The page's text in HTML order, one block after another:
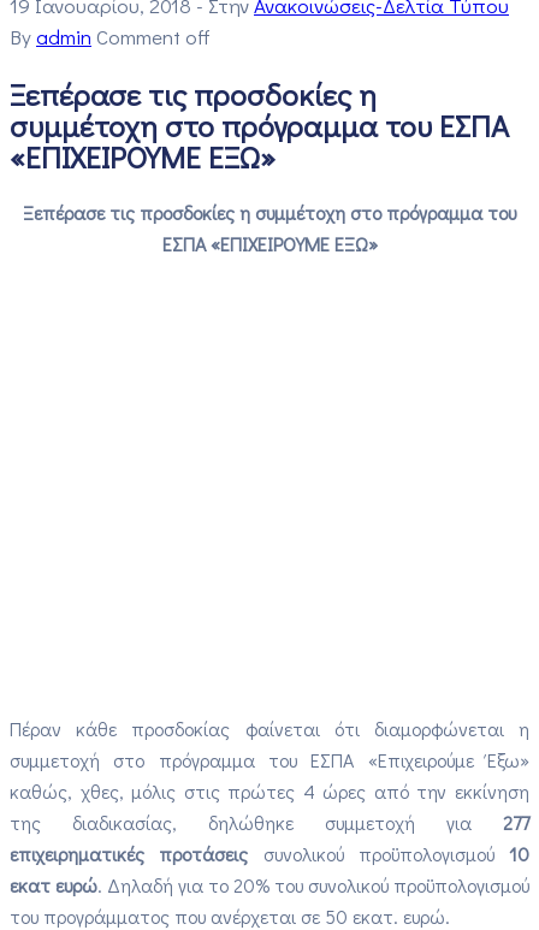
Byadmin Comment off
Ξεπέρασε τις προσδοκίες η
συμμέτοχη στο πρόγραμμα του ΕΣΠΑ
«ΕΠΙΧΕΙΡΟΥΜΕ ΕΞΩ»
Ξεπέρασε τις προσδοκίες η συμμέτοχη στο πρόγραμμα του
ΕΣΠΑ «ΕΠΙΧΕΙΡΟΥΜΕ ΕΞΩ»
Πέραν κάθε προσδοκίας φαίνεται ότι διαμορφώνεται η
συμμετοχή στο πρόγραμμα του ΕΣΠΑ «Επιχειρούμε Έξω»
καθώς, χθες, μόλις στις πρώτες 4 ώρες από την εκκίνηση
της διαδικασίας, δηλώθηκε συμμετοχή για 277
επιχειρηματικές προτάσεις συνολικού προϋπολογισμού 10
εκατ ευρώ. Δηλαδή για το 20% του συνολικού προϋπολογισμού
του προγράμματος που ανέρχεται σε 50 εκατ. ευρώ.